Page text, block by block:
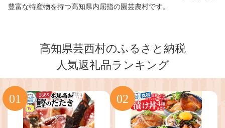
豊富な特産物を持つ高知県内屈指の園芸農村です。
高知県芸西村のふるさと納税
人気返礼品ランキング